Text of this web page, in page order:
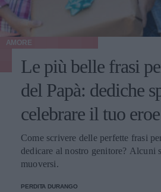
AMORE
Le più belle frasi
del Papà: dediche
celebrare il tuo eroe
Come scrivere delle perfette frasi
dedicare al nostro genitore? Alcuni
muoversi.
PERDITA DURANGO